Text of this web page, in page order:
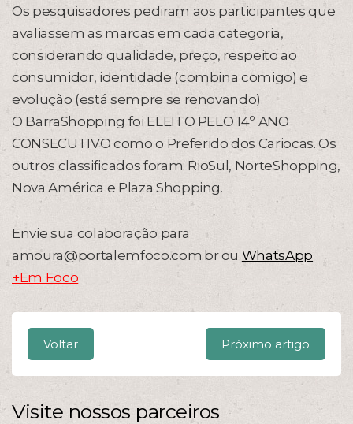
Os pesquisadores pediram aos participantes que
avaliassem as marcas em cada categoria,
considerando qualidade, preço, respeito ao
consumidor, identidade (combina comigo) e
evolução (está sempre se renovando).
O BarraShopping foi ELEITO PELO 14º ANO
CONSECUTIVO como o Preferido dos Cariocas. Os
outros classificados foram: RioSul, NorteShopping,
Nova América e Plaza Shopping.
Envie sua colaboração para
amoura@portalemfoco.com.br ou WhatsApp
+Em Foco
Voltar Próximo artigo
Visite nossos parceiros